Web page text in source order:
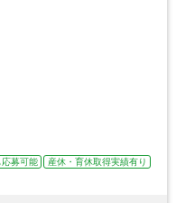
募可能
産休・育休取得実績有り